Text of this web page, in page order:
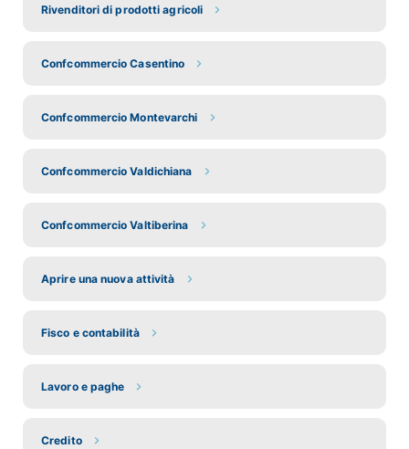
Rivenditori di prodotti agricoli
Confcommercio Casentino
Confcommercio Montevarchi
Confcommercio Valdichiana
Confcommercio Valtiberina
Aprire una nuova attività
Fisco e contabilità
Lavoro e paghe
Credito